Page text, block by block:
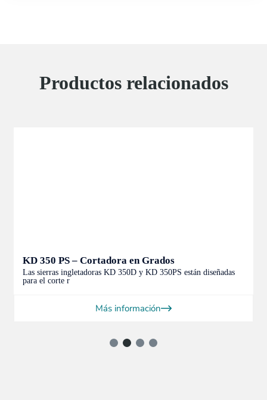
Productos relacionados
KD 350 PS – Cortadora en Grados
Las sierras ingletadoras KD 350D y KD 350PS están diseñadas
para el corte r
Más información